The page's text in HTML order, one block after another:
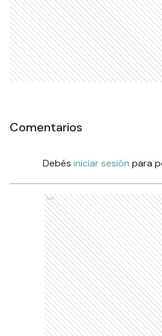
Comentarios
Debés iniciar sesión para
Ads